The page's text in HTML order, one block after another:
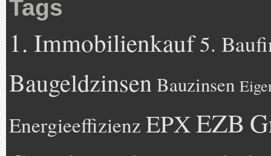
Tags
1. Immobilienkauf5.
BaugeldzinsenBauzinsen
Energieeffizienz EPXEZB